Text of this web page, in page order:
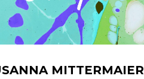
MITTERMAIER